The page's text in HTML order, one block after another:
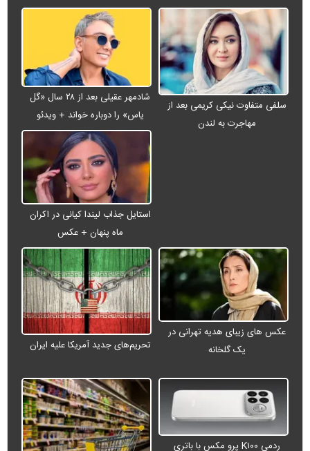
سلفی متفاوت نیکی کریمی بعد از
مهاجرت به لندن
شادمهر عقیلی بعد از ۲۸ سال «گل
یاس» را دوباره خواند + ویدئو
استایل جذاب لیندا کیانی در اکران
ماه پنهان + عکس
عکس های زیبای هدیه تهرانی در
یک گلخانه
تحریم‌های جدید آمریکا علیه ایران
ردمی K۱۰۰ پرو مکس با باتری